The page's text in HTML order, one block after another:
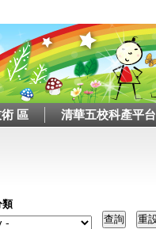
區 清華五校科產平台
類